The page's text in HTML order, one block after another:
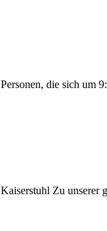
die sich um
Zu unserer